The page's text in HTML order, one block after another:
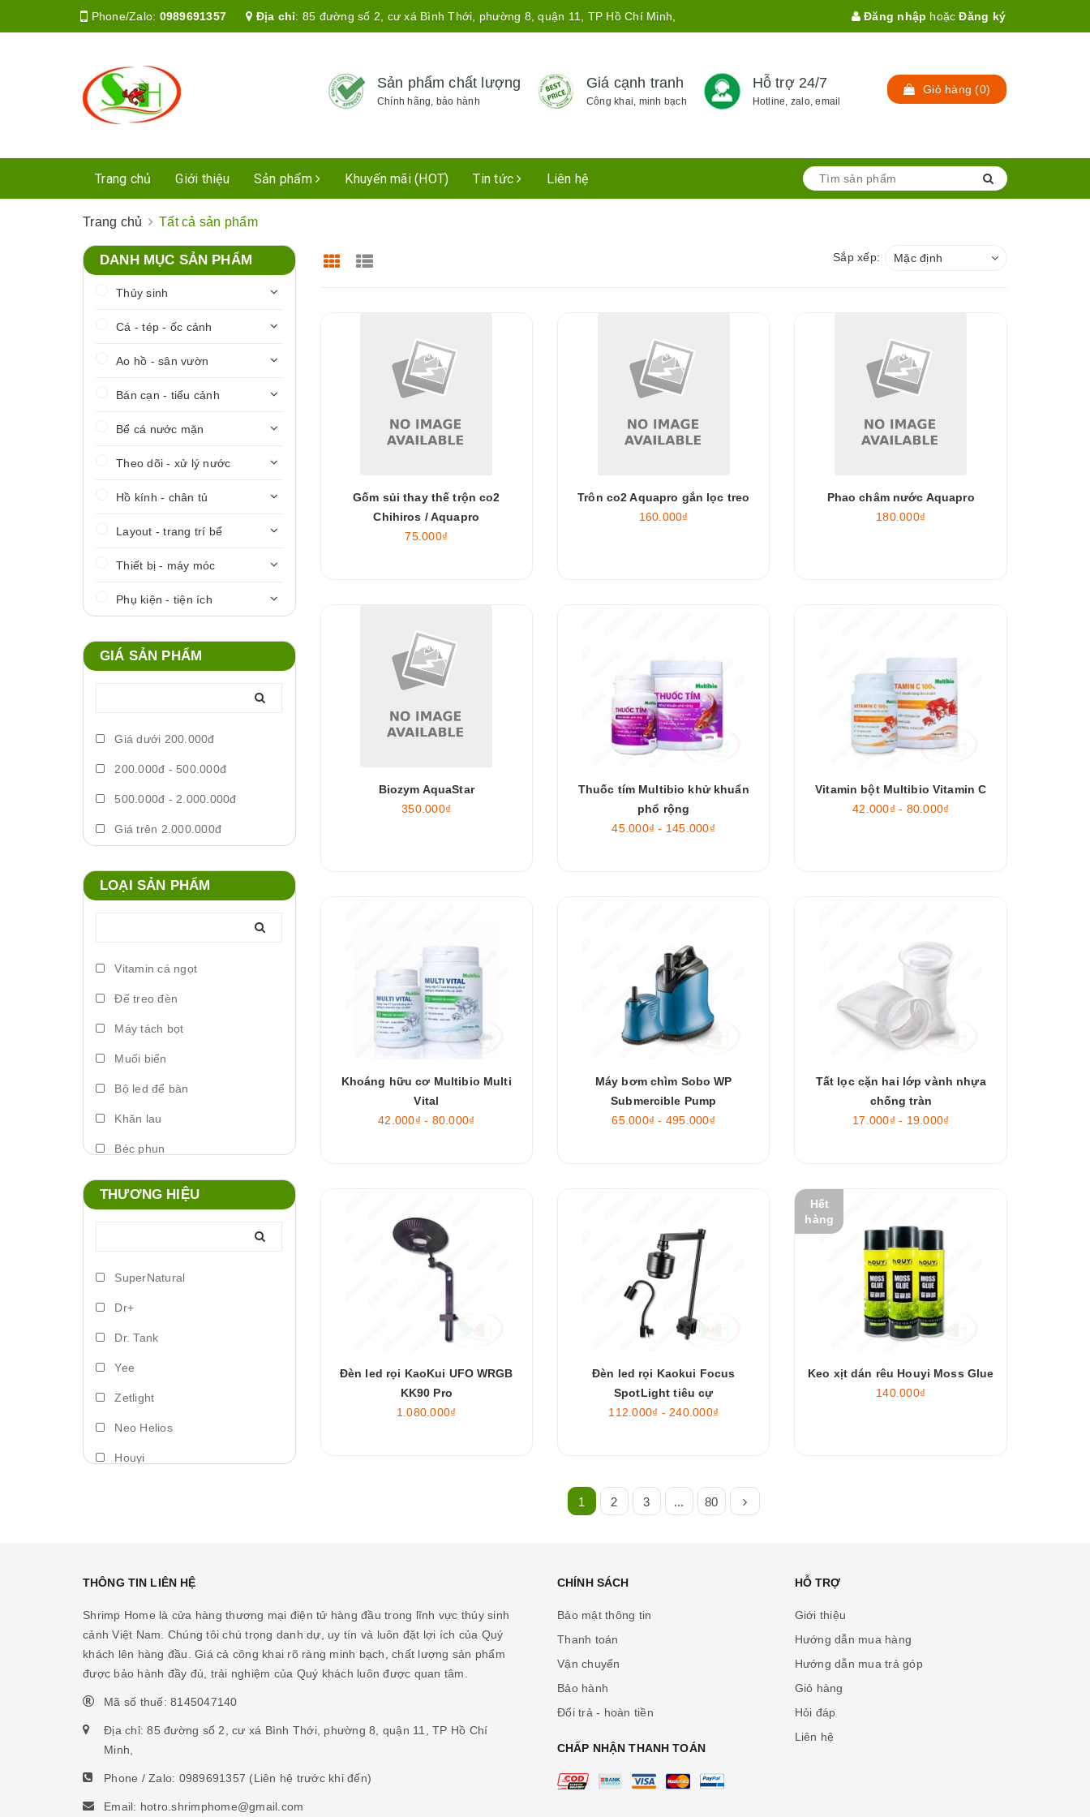
Phone/Zalo: 0989691357 Địa chỉ: 85 đường số 2, cư xá Bình Thới, phường 8, quận 11, TP Hồ Chí Minh, Đăng nhập hoặc Đăng ký
Sản phẩm chất lượng
Chính hãng, bảo hành
Giá cạnh tranh
Công khai, minh bạch
Hỗ trợ 24/7
Hotline, zalo, email
Giỏ hàng (0)
Trang chủ Giới thiệu Sản phẩm Khuyến mãi (HOT) Tin tức Liên hệ
Trang chủ Tất cả sản phẩm
Sắp xếp: Mặc định
Gốm sủi thay thế trộn co2
Chihiros / Aquapro
75.000₫
Trôn co2 Aquapro gắn lọc treo
160.000₫
Phao châm nước Aquapro
180.000₫
Biozym AquaStar
350.000₫
Thuốc tím Multibio khử khuẩn
phổ rộng
45.000₫ - 145.000₫
Vitamin bột Multibio Vitamin C
42.000₫ - 80.000₫
Khoáng hữu cơ Multibio Multi
Vital
42.000₫ - 80.000₫
Máy bơm chìm Sobo WP
Submercible Pump
65.000₫ - 495.000₫
Tất lọc cặn hai lớp vành nhựa
chống tràn
17.000₫ - 19.000₫
Đèn led rọi KaoKui UFO WRGB
KK90 Pro
1.080.000₫
Đèn led rọi Kaokui Focus
SpotLight tiêu cự
112.000₫ - 240.000₫
Hết
hàng
Keo xịt dán rêu Houyi Moss Glue
140.000₫
1 2 3 ... 80
DANH MỤC SẢN PHẨM
Thủy sinh
Cá - tép - ốc cảnh
Ao hồ - sân vườn
Bán cạn - tiểu cảnh
Bể cá nước mặn
Theo dõi - xử lý nước
Hồ kính - chân tủ
Layout - trang trí bể
Thiết bị - máy móc
Phụ kiện - tiện ích
GIÁ SẢN PHẨM
Giá dưới 200.000đ
200.000đ - 500.000đ
500.000đ - 2.000.000đ
Giá trên 2.000.000đ
LOẠI SẢN PHẨM
Vitamin cá ngọt
Đế treo đèn
Máy tách bọt
Muối biển
Bộ led để bàn
Khăn lau
Béc phun
Máy phun sương
Foam xịt
Vitamin cá biển
Hỗ trợ ao hồ
Nhíp
Phụ kiện ấp artemia
Hỗ trợ tiêu hóa
THƯƠNG HIỆU
SuperNatural
Dr+
Dr. Tank
Yee
Zetlight
Neo Helios
Houyi
Dymax
Cibi
KZJ
Mius
KW zone
Coloer
THÔNG TIN LIÊN HỆ
Shrimp Home là cửa hàng thương mại điện tử hàng đầu trong lĩnh vực thủy sinh
cảnh Việt Nam. Chúng tôi chú trọng danh dự, uy tín và luôn đặt lợi ích của Quý
khách lên hàng đầu. Giá cả công khai rõ ràng minh bạch, chất lượng sản phẩm
được bảo hành đầy đủ, trải nghiệm của Quý khách luôn được quan tâm.
Mã số thuế: 8145047140
Địa chỉ: 85 đường số 2, cư xá Bình Thới, phường 8, quận 11, TP Hồ Chí
Minh,
Phone / Zalo: 0989691357 (Liên hệ trước khi đến)
Email: hotro.shrimphome@gmail.com
CHÍNH SÁCH
Bảo mật thông tin
Thanh toán
Vận chuyển
Bảo hành
Đổi trả - hoàn tiền
CHẤP NHẬN THANH TOÁN
HỖ TRỢ
Giới thiệu
Hướng dẫn mua hàng
Hướng dẫn mua trả góp
Giỏ hàng
Hỏi đáp
Liên hệ